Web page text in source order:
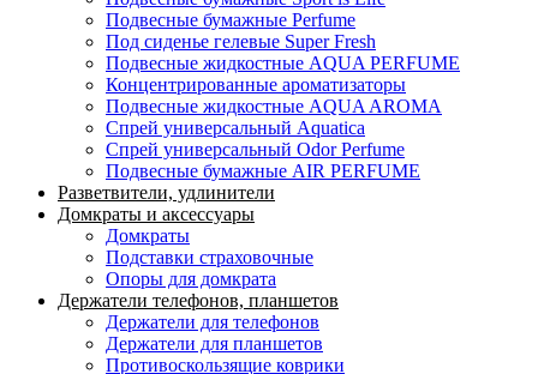
Подвесные бумажные Perfume
Под сиденье гелевые Super Fresh
Подвесные жидкостные AQUA PERFUME
Концентрированные ароматизаторы
Подвесные жидкостные AQUA AROMA
Спрей универсальный Aquatica
Спрей универсальный Odor Perfume
Подвесные бумажные AIR PERFUME
Разветвители, удлинители
Домкраты и аксессуары
Домкраты
Подставки страховочные
Опоры для домкрата
Держатели телефонов, планшетов
Держатели для телефонов
Держатели для планшетов
Противоскользящие коврики